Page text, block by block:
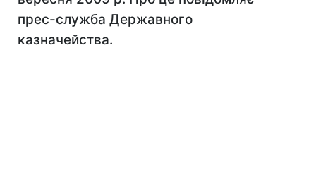
прес-служба Державного
казначейства.